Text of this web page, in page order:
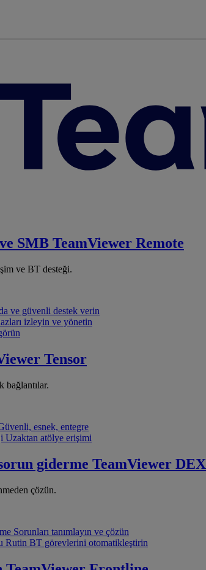
SMB TeamViewer Remote
ve BT desteği.
ve güvenli destek verin
izleyin ve yönetin
Tensor
bağlantılar.
esnek, entegre
Uzaktan atölye erişimi
giderme TeamViewer DEX
çözün.
Sorunları tanımlayın ve çözün
Rutin BT görevlerini otomatikleştirin